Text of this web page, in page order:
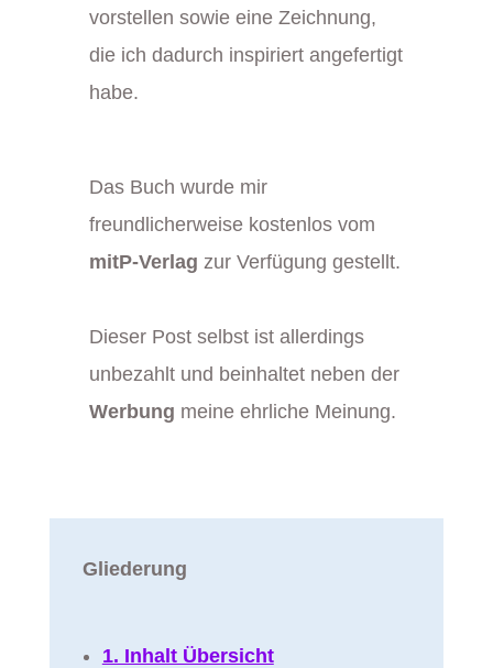
vorstellen sowie eine Zeichnung,
die ich dadurch inspiriert angefertigt
habe.
Das Buch wurde mir
freundlicherweise kostenlos vom
mitP-Verlag zur Verfügung gestellt.
Dieser Post selbst ist allerdings
unbezahlt und beinhaltet neben der
Werbung meine ehrliche Meinung.
Gliederung
1. Inhalt Übersicht